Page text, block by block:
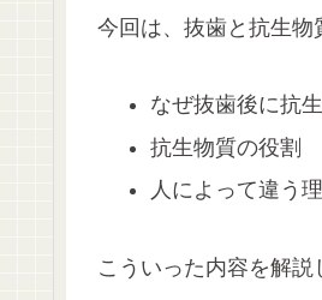
今回は、抜歯と抗生物
なぜ抜歯後に抗
抗生物質の役割
人によって違う
こういった内容を解説